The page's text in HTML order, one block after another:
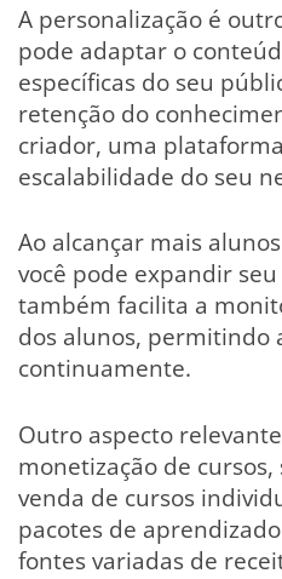
A personalização é
pode adaptar o
específicas do seu
retenção do
criador, uma
escalabilidade do seu
Ao alcançar mais
você pode expandir
também facilita a
dos alunos, permitindo
continuamente.
Outro aspecto
monetização de
venda de cursos
pacotes de
fontes variadas de